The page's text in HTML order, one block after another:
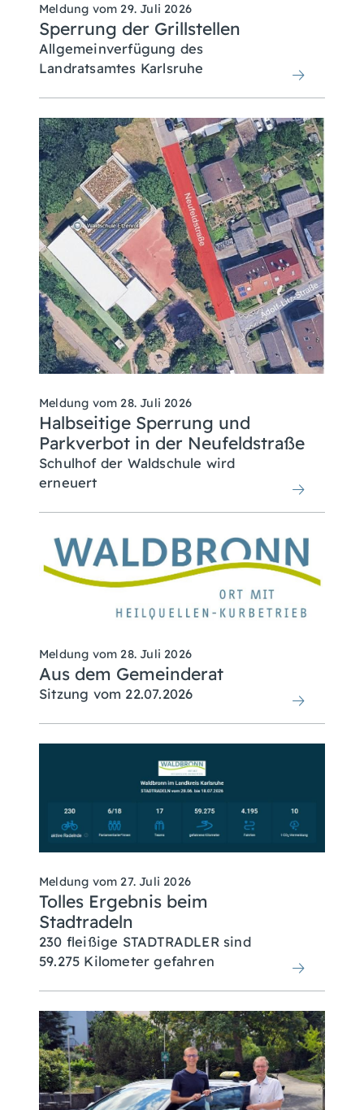
Meldung vom 29. Juli 2026
Sperrung der Grillstellen
Allgemeinverfügung des
Landratsamtes Karlsruhe
Meldung vom 28. Juli 2026
Halbseitige Sperrung und
Parkverbot in der Neufeldstraße
Schulhof der Waldschule wird
erneuert
Meldung vom 28. Juli 2026
Aus dem Gemeinderat
Sitzung vom 22.07.2026
Meldung vom 27. Juli 2026
Tolles Ergebnis beim
Stadtradeln
230 fleißige STADTRADLER sind
59.275 Kilometer gefahren